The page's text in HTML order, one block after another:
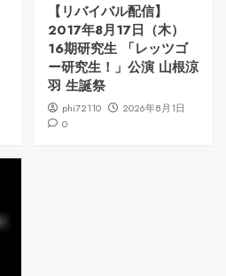
【リバイバル配信】
2017年8月17日（木）
16期研究生 「レッツゴ
ー研究生！」公演 山根涼
羽 生誕祭
phi72110
2026年8月1日
0